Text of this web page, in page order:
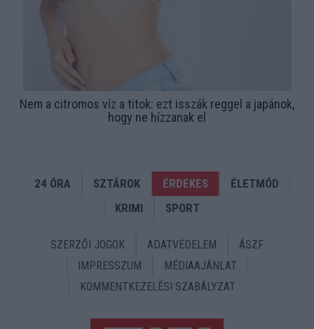
Nem a citromos víz a titok: ezt isszák reggel a japánok,
hogy ne hízzanak el
24 ÓRA SZTÁROK ÉRDEKES
ÉLETMÓD
KRIMI
SPORT
SZERZŐI JOGOK ADATVÉDELEM
ÁSZF
IMPRESSZUM
MÉDIAAJÁNLAT
KOMMENTKEZELÉSI SZABÁLYZAT